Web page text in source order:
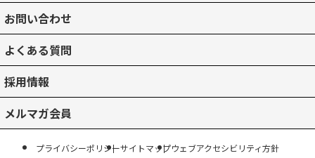
お問い合わせ
よくある質問
採用情報
メルマガ会員
プライバシーポリシーサイトマップウェブアクセシビリティ方針